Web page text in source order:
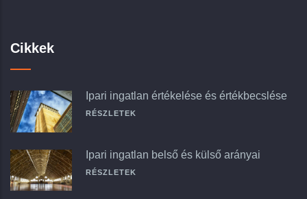
Cikkek
Ipari ingatlan értékelése és értékbecslése
RÉSZLETEK
Ipari ingatlan belső és külső arányai
RÉSZLETEK